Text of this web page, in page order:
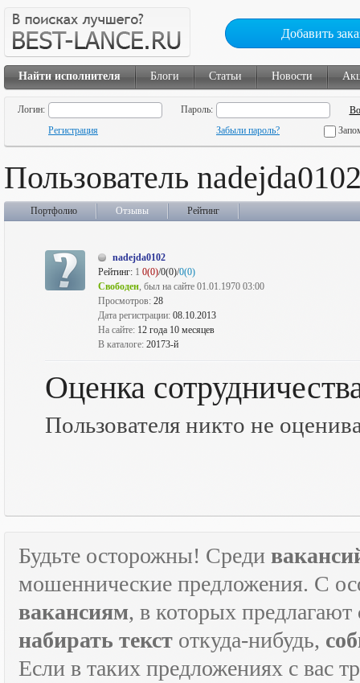
Добавить
Найти исполнителя Блоги Статьи Новости
Логин:
Пароль:
Регистрация
Забыли пароль?
Пользователь
Портфолио Отзывы Рейтинг
nadejda0102
Рейтинг: 1 0(0)/0(0)/0(0)
Свободен, был на сайте 01.01.1970 03:00
Просмотров: 28
Дата регистрации: 08.10.2013
На сайте: 12 года 10 месяцев
В каталоге: 20173-й
Оценка
Пользователя никто не
Будьте осторожны! Среди
мошеннические предложения. С
вакансиям, в которых предлагают
набирать текст откуда-нибудь,
Если в таких предложениях с вас